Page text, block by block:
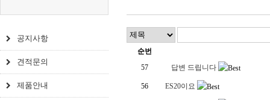
공지사항
견적문의
제품안내
순번
57
답변 드립니다
56 ES20이요